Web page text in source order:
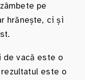
pe
hrănește, ci și
de vacă este o
este o